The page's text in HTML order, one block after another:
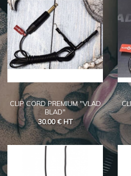
CLIP CORD PREMIUM "VLAD
BLAD"
30.00 €HT